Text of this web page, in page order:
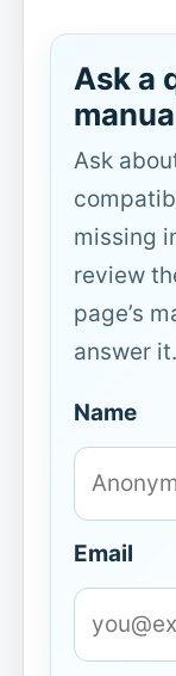
Ask a
Ask
missing
review
page’s
answer it.
Name
Email